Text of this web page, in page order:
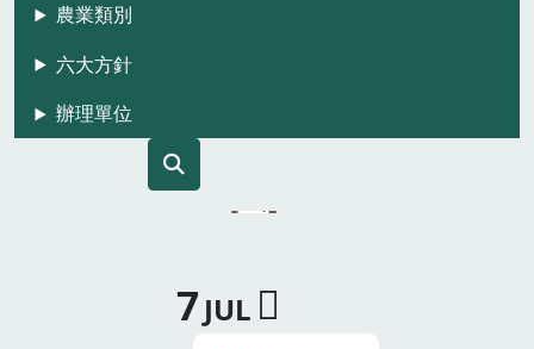
農業類別
六大方針
辦理單位
7 JUL